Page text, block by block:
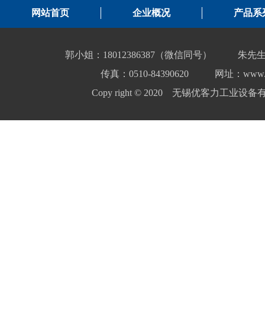
网站首页 企业概况 产品系
郭小姐：18012386387（微信同号）
朱先
传真：0510-84390620
网址：
Copy right © 2020 无锡优客力工业设备